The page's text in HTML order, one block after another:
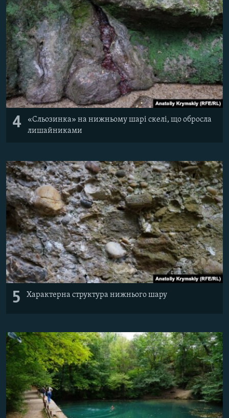
4
«Сльозинка» на нижньому шарі скелі, що обросла
лишайниками
5 Характерна структура нижнього шару